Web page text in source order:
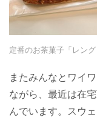
定番のお茶菓子「レング
またみんなとワイ
ながら、最近は在
んでいます。スウ